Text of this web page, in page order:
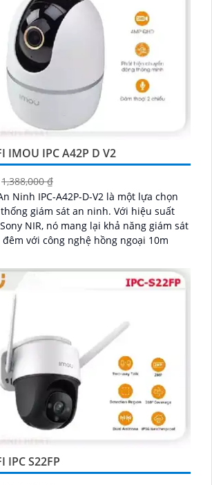
IMOU IPC A42P D V2
1,388,000 ₫
Ninh IPC-A42P-D-V2 là một lựa chọn
sát an ninh. Với hiệu suất
NIR, nó mang lại khả năng giám sát
với công nghệ hồng ngoại 10m
IPC S22FP